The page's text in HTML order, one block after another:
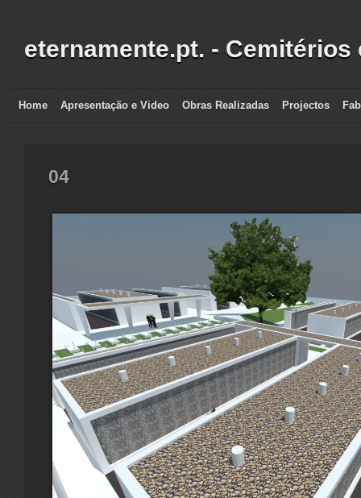
eternamente.pt. - Cemitérios
Home Apresentação e Video Obras Realizadas Projectos
04